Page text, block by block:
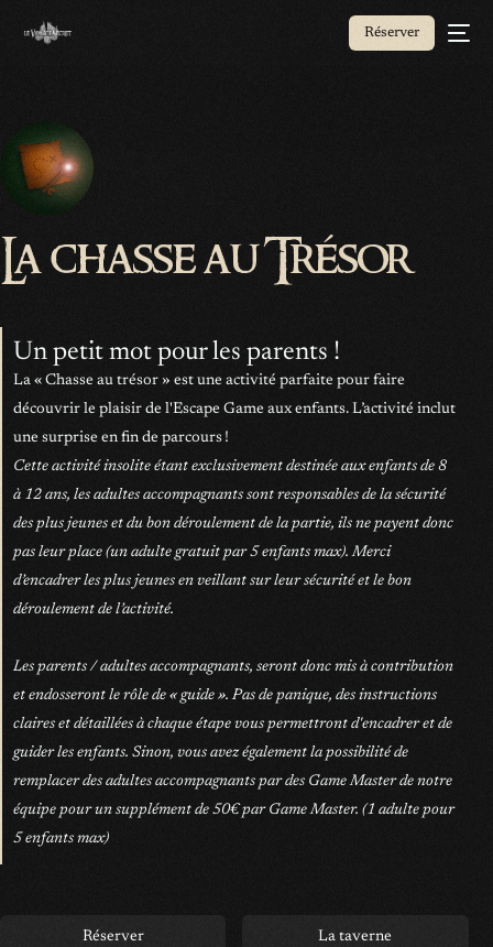
Réserver
La chasse au Trésor
Un petit mot pour les parents !
La « Chasse au trésor » est une activité parfaite pour faire
découvrir le plaisir de l'Escape Game aux enfants. L’activité inclut
une surprise en fin de parcours !
Cette activité insolite étant exclusivement destinée aux enfants de 8
à 12 ans, les adultes accompagnants sont responsables de la sécurité
des plus jeunes et du bon déroulement de la partie, ils ne payent donc
pas leur place (un adulte gratuit par 5 enfants max). Merci
d’encadrer les plus jeunes en veillant sur leur sécurité et le bon
déroulement de l’activité.
Les parents / adultes accompagnants, seront donc mis à contribution
et endosseront le rôle de « guide ». Pas de panique, des instructions
claires et détaillées à chaque étape vous permettront d'encadrer et de
guider les enfants. Sinon, vous avez également la possibilité de
remplacer des adultes accompagnants par des Game Master de notre
équipe pour un supplément de 50€ par Game Master. (1 adulte pour
5 enfants max)
Réserver La taverne